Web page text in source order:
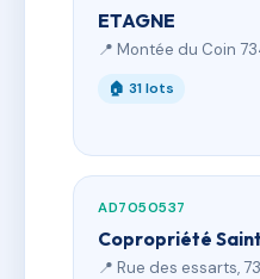
ETAGNE
📍 Montée du Coin
🏠 31 lots
AD7050537
Copropriété
📍 Rue des essarts,